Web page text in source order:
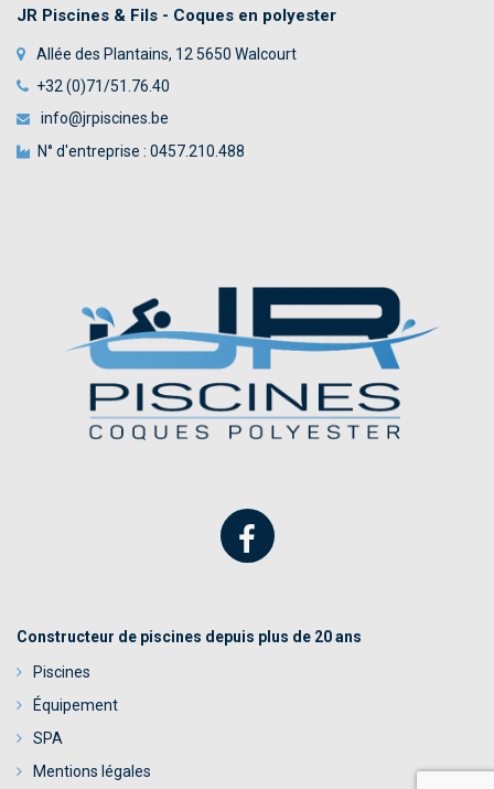
WELLNESS & SPA
NOUS CONTACTER
JR Piscines & Fils - Coques en polyester
Allée des Plantains, 12 5650 Walcourt
+32 (0)71/51.76.40
info@jrpiscines.be
N° d'entreprise : 0457.210.488
Constructeur de piscines depuis plus de 20 ans
Piscines
Équipement
SPA
Mentions légales